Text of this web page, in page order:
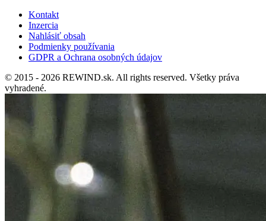
Kontakt
Inzercia
Nahlásiť obsah
Podmienky používania
GDPR a Ochrana osobných údajov
© 2015 - 2026 REWIND.sk. All rights reserved. Všetky práva
vyhradené.